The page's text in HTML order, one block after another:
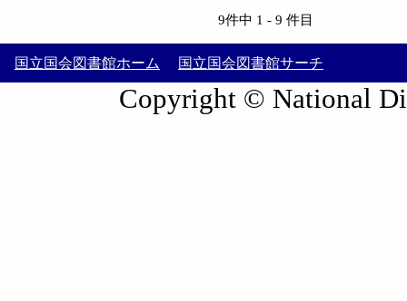
9件中 1 - 9 件目
国立国会図書館ホーム 国立国会図書館サーチ
Copyright © National